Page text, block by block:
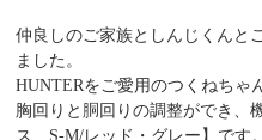
仲良しのご家族としんじくんと
ました。
HUNTERをご愛用のつくねちゃ
胸回りと胴回りの調整ができ、
ス S-M/レッド・グレー】です。